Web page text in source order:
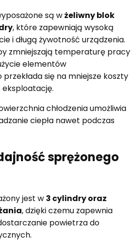
są wżeliwny blok
, które zapewniają wysoką
i długą żywotność urządzenia.
zmniejszają temperaturę pracy
elementów
się na mniejsze koszty
eksploatację.
chłodzenia umożliwia
ciepła nawet podczas
sprężonego
jest w 3 cylindry oraz
, dzięki czemu zapewnia
powietrza do